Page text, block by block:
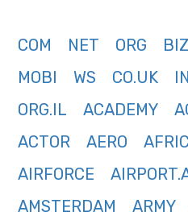
COM NET ORG BIZ
MOBI
WS CO.UK IN
ORG.IL
ACADEMY
ACTOR
AERO
AIRFORCE
AMSTERDAM
ARMY